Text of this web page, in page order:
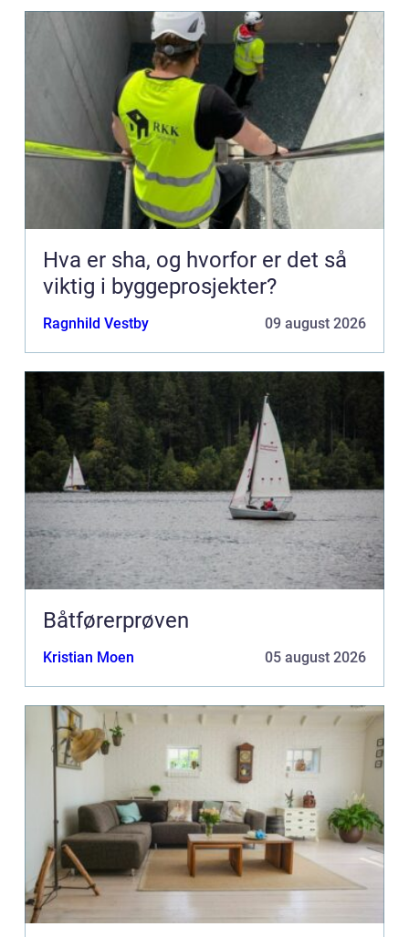
Hva er sha, og hvorfor er det så
viktig i byggeprosjekter?
Ragnhild Vestby 09 august 2026
Båtførerprøven
Kristian Moen 05 august 2026